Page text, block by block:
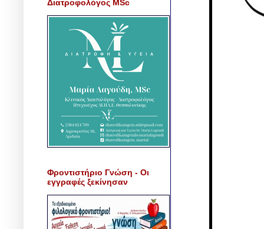
Διατροφολόγος MSc
Φροντιστήριο Γνώση - Οι
εγγραφές ξεκίνησαν